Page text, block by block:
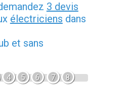
3 devis
électriciens dans
et sans
4 5 6 7 8